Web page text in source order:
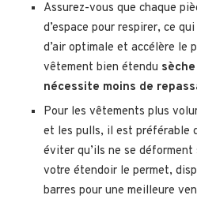
Assurez-vous que chaque
d’espace pour respirer, ce
d’air optimale et accélère le
vêtement bien étendu
nécessite moins de
Pour les vêtements plus
et les pulls, il est préférable
éviter qu’ils ne se déforment
votre étendoir le permet,
barres pour une meilleure